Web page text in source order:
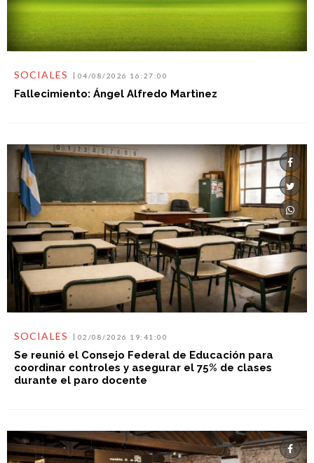
SOCIALES 04/08/2026 16:27:00
Fallecimiento: Ángel Alfredo Martìnez
SOCIALES 02/08/2026 19:41:00
Se reunió el Consejo Federal de Educación para
coordinar controles y asegurar el 75% de clases
durante el paro docente